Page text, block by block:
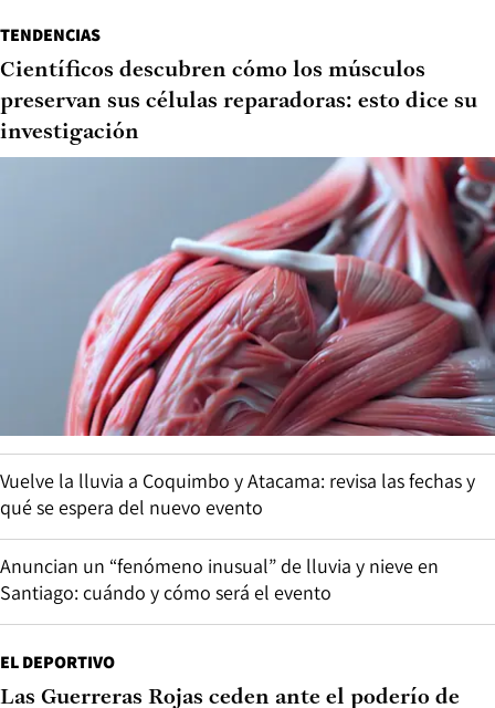
TENDENCIAS
Científicos descubren cómo los músculos
preservan sus células reparadoras: esto dice su
investigación
Vuelve la lluvia a Coquimbo y Atacama: revisa las fechas y
qué se espera del nuevo evento
Anuncian un “fenómeno inusual” de lluvia y nieve en
Santiago: cuándo y cómo será el evento
EL DEPORTIVO
Las Guerreras Rojas ceden ante el poderío de